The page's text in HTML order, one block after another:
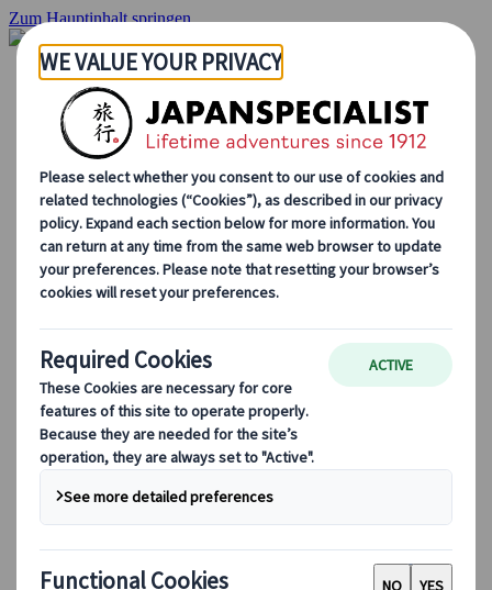
Zum Hauptinhalt springen
Startseite
Rundreisen
Individuelle Reisen
Gruppenreisen
Selbstfahrerreisen
Ausflüge
Massgeschneiderte Gruppenreisen
Japan Rail Pass
Wie wir arbeiten
Über uns
Treffen Sie unser Team
Werden Sie Teil unseres Teams
Saisonale Reisetipps
Highlights des Reiseziels
Kulturelle Einblicke
Kulinarische Erlebnisse
Entdecke Japan mit dem Zug
Häufig gestellte Fragen
Wichtige Informationen
Etikette in Japan
Autofahren in Japan
Bei uns buchen
Japan Rail Pass
Unterkunft
Online-Beratung